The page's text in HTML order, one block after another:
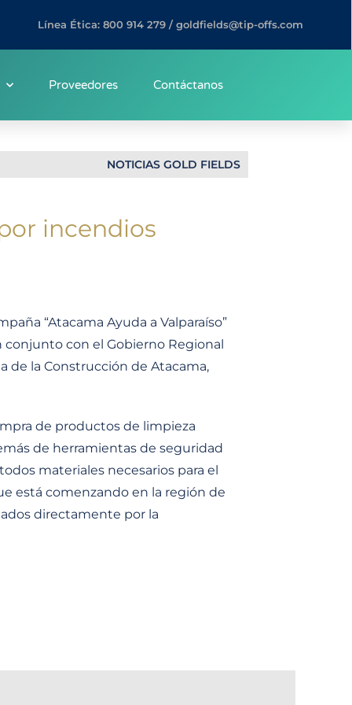
Línea Ética: 800 914 279 / goldfields@tip-offs.com
Proveedores Contáctanos
NOTICIAS GOLD FIELDS
incendios
“Atacama Ayuda a Valparaíso”
conjunto con el Gobierno Regional
de la Construcción de Atacama,
de productos de limpieza
de herramientas de seguridad
materiales necesarios para el
está comenzando en la región de
directamente por la